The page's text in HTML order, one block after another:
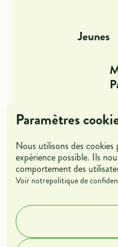
Jeunes
Dans l'action
Blog
Accueil
Paramètres
Nous utilisons des
expérience possible. Ils
comportement des
Voir notrepolitique de